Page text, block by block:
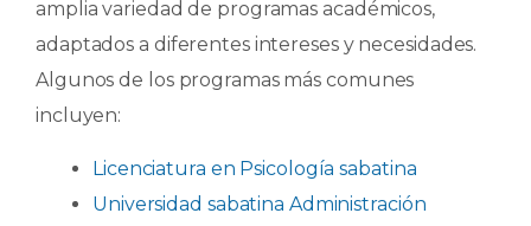
amplia variedad de programas académicos,
adaptados a diferentes intereses y necesidades.
Algunos de los programas más comunes
incluyen:
Licenciatura en Psicología sabatina
Universidad sabatina Administración